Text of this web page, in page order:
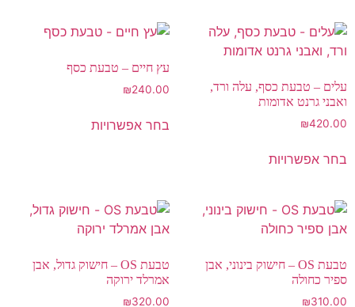
עלים – טבעת כסף, עלה ורד,
ואבני גרנט אדומות
₪420.00
בחר אפשרויות
עץ חיים – טבעת כסף
₪240.00
בחר אפשרויות
טבעת OS – חישוק בינוני, אבן
ספיר כחולה
₪310.00
טבעת OS – חישוק גדול, אבן
אמרלד ירוקה
₪320.00